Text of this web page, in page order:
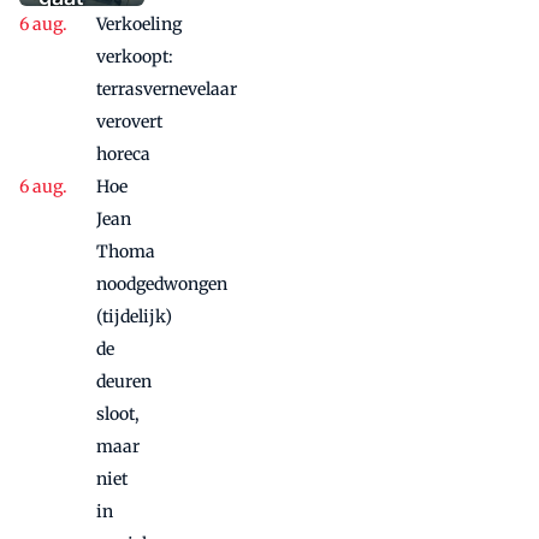
aanbieding'
vanwege
succes
maandje
Verkoeling
verkoopt:
terrasvernevelaar
verovert
horeca
Hoe
Jean
Thoma
noodgedwongen
(tijdelijk)
de
deuren
sloot,
maar
niet
in